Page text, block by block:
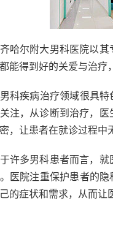
尔附大男科医院以其专
能得到好的关爱与治疗
疾病治疗领域很具特色
注，从诊断到治疗，
，让患者在就诊过程中
多男科患者而言，就
医院注重保护患者的
的症状和需求，从而让